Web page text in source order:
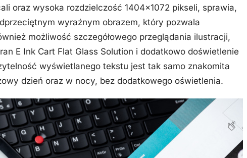
oraz wysoka rozdzielczość 1404×1072 pikseli, sprawia,
wyraźnym obrazem, który pozwala
możliwość szczegółowego przeglądania ilustracji,
E Ink Cart Flat Glass Solution i dodatkowo doświetlenie
wyświetlanego tekstu jest tak samo znakomita
dzień oraz w nocy, bez dodatkowego oświetlenia.